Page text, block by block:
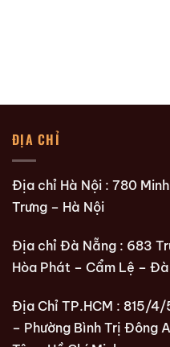
ĐỊA CHỈ
Địa chỉ Hà Nội : 780
Trưng – Hà Nội
Địa chỉ Đà Nẵng : 683
Hòa Phát – Cẩm Lệ –
Địa Chỉ TP.HCM : 815/4/
– Phường Bình Trị Đông